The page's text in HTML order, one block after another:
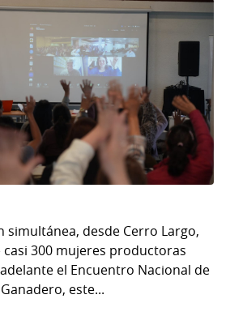
simultánea, desde Cerro Largo,
casi 300 mujeres productoras
el Encuentro Nacional de
este...